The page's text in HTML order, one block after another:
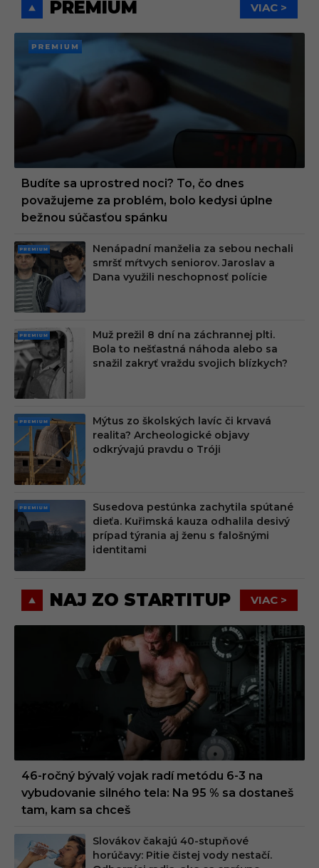
PREMIUM VIAC >
PREMI
UM
Budíte sa uprostred noci? To, čo dnes
považujeme za problém, bolo kedysi úplne
bežnou súčasťou spánku
PRE
MIU
M
Nenápadní manželia za sebou nechali
smršť mŕtvych seniorov. Jaroslav a
Dana využili neschopnosť polície
PRE
MIU
M
Muž prežil 8 dní na záchrannej plti.
Bola to nešťastná náhoda alebo sa
snažil zakryť vraždu svojich blízkych?
PRE
MIU
M
Mýtus zo školských lavíc či krvavá
realita? Archeologické objavy
odkrývajú pravdu o Tróji
PRE
MIU
Susedova pestúnka zachytila spútané
dieťa. Kuřimská kauza odhalila desivý
prípad týrania aj ženu s falošnými
identitami
NAJ ZO STARTITUP VIAC >
46-ročný bývalý vojak radí metódu 6-3 na
vybudovanie silného tela: Na 95 % sa dostaneš
tam, kam sa chceš
Slovákov čakajú 40-stupňové
horúčavy: Pitie čistej vody nestačí.